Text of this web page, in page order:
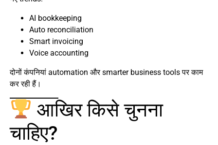
AI bookkeeping
Auto reconciliation
Smart invoicing
Voice accounting
दोनों कंपनियां automation और smarter business tools पर काम
कर रही हैं।
आखिर किसे चुनना
चाहिए?